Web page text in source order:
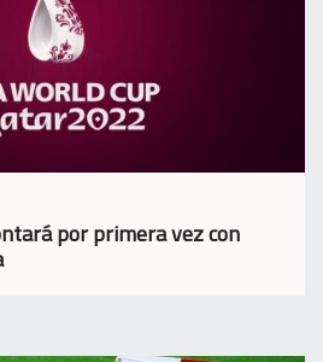
por primera vez con